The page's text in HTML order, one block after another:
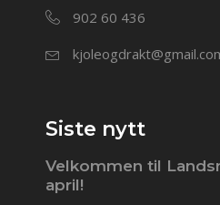
902 60 436
Siste nytt
Velkommen til
april!